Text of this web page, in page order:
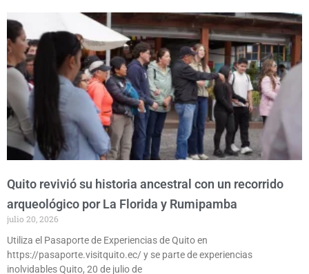
Quito revivió su historia ancestral con un recorrido
arqueológico por La Florida y Rumipamba
julio 20, 2026
Utiliza el Pasaporte de Experiencias de Quito en
https://pasaporte.visitquito.ec/ y se parte de experiencias
inolvidables Quito, 20 de julio de